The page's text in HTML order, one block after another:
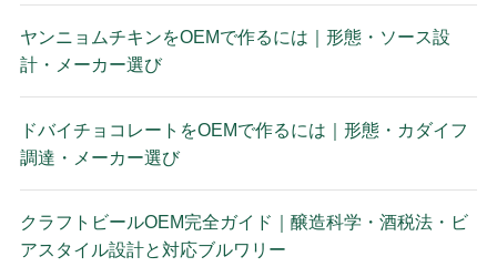
ヤンニョムチキンをOEMで作るには｜形態・ソース設
計・メーカー選び
ドバイチョコレートをOEMで作るには｜形態・カダイフ
調達・メーカー選び
クラフトビールOEM完全ガイド｜醸造科学・酒税法・ビ
アスタイル設計と対応ブルワリー